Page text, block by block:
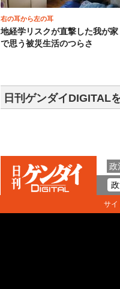
右の耳から左の耳
地経学リスクが直撃した我が家
で思う被災生活のつらさ
日刊ゲンダイDIGITAL
政
サイ